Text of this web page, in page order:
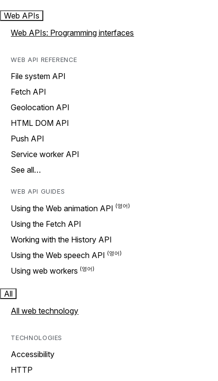
Web APIs
Web APIs: Programming interfaces
WEB API REFERENCE
File system API
Fetch API
Geolocation API
HTML DOM API
Push API
Service worker API
See all…
WEB API GUIDES
Using the Web animation API
Using the Fetch API
Working with the History API
Using the Web speech API
Using web workers
All
All web technology
TECHNOLOGIES
Accessibility
HTTP